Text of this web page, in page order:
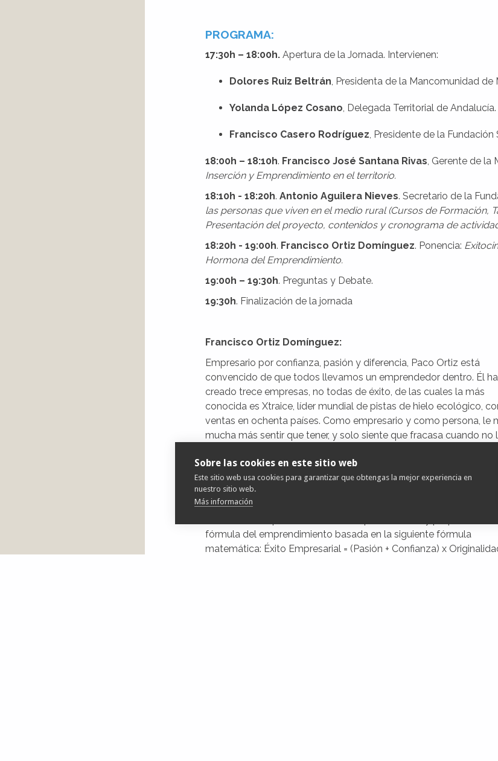
PROGRAMA:
17:30h – 18:00h. Apertura de la Jornada. Intervienen:
Dolores Ruiz Beltrán, Presidenta de la Mancomunidad de
Yolanda López Cosano, Delegada Territorial de Andalucía.
Francisco Casero Rodríguez, Presidente de la Fundación
18:00h – 18:10h. Francisco José Santana Rivas, Gerente de la
Inserción y Emprendimiento en el territorio.
18:10h - 18:20h. Antonio Aguilera Nieves. Secretario de la
las personas que viven en el medio rural (Cursos de Formación,
Presentación del proyecto, contenidos y cronograma de
18:20h - 19:00h. Francisco Ortiz Domínguez. Ponencia:
Hormona del Emprendimiento.
19:00h – 19:30h. Preguntas y Debate.
19:30h. Finalización de la jornada
Francisco Ortiz Domínguez:
Empresario por confianza, pasión y diferencia, Paco Ortiz está
convencido de que todos llevamos un emprendedor dentro. Él ha
creado trece empresas, no todas de éxito, de las cuales la más
conocida es Xtraice, líder mundial de pistas de hielo ecológico,
ventas en ochenta países. Como empresario y como persona, le
mucha más sentir que tener, y solo siente que fracasa cuando no
qué pasa.
Sinopsis de Exitocina:
Este libro desmonta los viejos clichés sobre el éxito empresarial y
fórmula del emprendimiento basada en la siguiente fórmula
matemática: Éxito Empresarial = (Pasión + Confianza) x
Sobre las cookies en este sitio web
Este sitio web usa cookies para garantizar que obtengas la mejor experiencia en
nuestro sitio web.
Más información